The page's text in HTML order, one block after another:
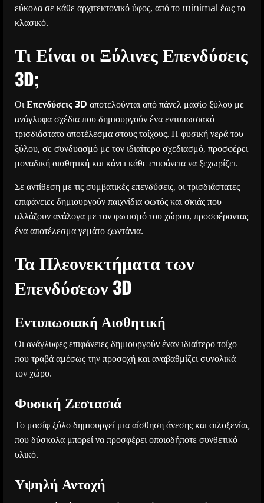
εύκολα σε κάθε αρχιτεκτονικό ύφος, από το minimal έως το
κλασικό.
Τι Είναι οι Ξύλινες Επενδύσεις
3D;
ΟιΕπενδύσεις 3D αποτελούνται από πάνελ μασίφ ξύλου με
ανάγλυφα σχέδια που δημιουργούν ένα εντυπωσιακό
τρισδιάστατο αποτέλεσμα στους τοίχους. Η φυσική νερά του
ξύλου, σε συνδυασμό με τον ιδιαίτερο σχεδιασμό, προσφέρει
μοναδική αισθητική και κάνει κάθε επιφάνεια να ξεχωρίζει.
Σε αντίθεση με τις συμβατικές επενδύσεις, οι τρισδιάστατες
επιφάνειες δημιουργούν παιχνίδια φωτός και σκιάς που
αλλάζουν ανάλογα με τον φωτισμό του χώρου, προσφέροντας
ένα αποτέλεσμα γεμάτο ζωντάνια.
Τα Πλεονεκτήματα των
Επενδύσεων 3D
Εντυπωσιακή Αισθητική
Οι ανάγλυφες επιφάνειες δημιουργούν έναν ιδιαίτερο τοίχο
που τραβά αμέσως την προσοχή και αναβαθμίζει συνολικά
τον χώρο.
Φυσική Ζεστασιά
Το μασίφ ξύλο δημιουργεί μια αίσθηση άνεσης και φιλοξενίας
που δύσκολα μπορεί να προσφέρει οποιοδήποτε συνθετικό
υλικό.
Υψηλή Αντοχή